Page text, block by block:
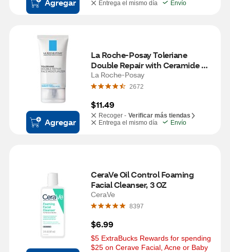
Agregar
Entrega el mismo día
Envío
Agregar
La Roche-Posay Toleriane
Double Repair with Ceramide
Facial Moisturizer, 1.01 OZ
La Roche-Posay
2672
$11.49
Recoger - Verificar más tiendas
Entrega el mismo día
Envío
CeraVe Oil Control Foaming
Facial Cleanser, 3 OZ
CeraVe
8397
$6.99
$5 ExtraBucks Rewards for spending
$25 on Cerave Facial, Acne or Baby